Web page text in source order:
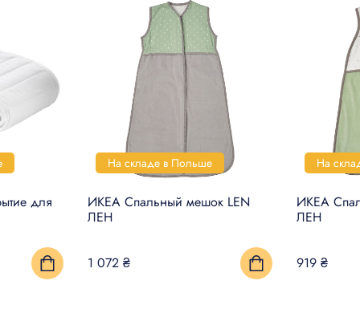
для
На складе в Польше
ИКЕА Спальный мешок LEN
ЛЕН
1 072 ₴
На
ИКЕА
ЛЕН
919 ₴